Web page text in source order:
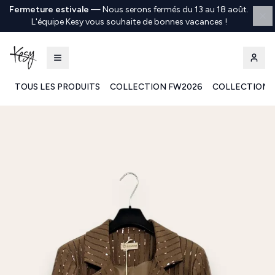
Fermeture estivale —Nous serons fermés du 13 au 18 août.
L'équipe Kesy vous souhaite de bonnes vacances !
TOUS LES PRODUITS COLLECTION FW2026 COLLECTION